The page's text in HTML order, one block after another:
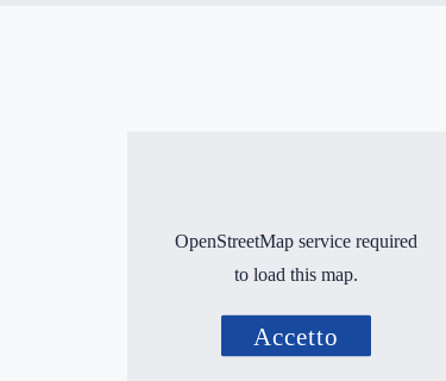
OpenStreetMap service required
to load this map.
Accetto